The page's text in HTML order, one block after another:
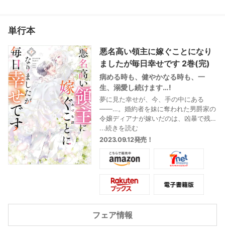
単行本
悪名高い領主に嫁ぐことになり
ましたが毎日幸せです 2巻(完)
病める時も、健やかなる時も、一
生、溺愛し続けます…!
夢に見た幸せが、今、手の中にある
――…。婚約者を妹に奪われた男爵家の
令嬢ディアナが嫁いだのは、凶暴で残
酷と有名なウォルフガング辺境伯レオ
ン。けれど、レオンは噂と真逆で優し
くて、ディアナを溺愛してくれて…? そ
んなレオンには、ある秘密が。さら
に、ディアナの幸せな噂を聞きつけた
妹ミアが辺境に来襲…!?
少女が理不尽に立ち向かい幸せを手に
入れるシンデレラストーリー!
...続きを読む
2023.09.12発売！
フェア情報